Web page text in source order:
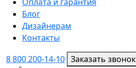
Блог
Дизайнерам
Контакты
8 800 200-14-10 Заказать звонок